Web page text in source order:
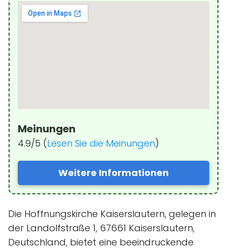
Meinungen
4.9/5 (Lesen Sie die Meinungen)
Weitere Informationen
Die Hoffnungskirche Kaiserslautern, gelegen in
der Landolfstraße 1, 67661 Kaiserslautern,
Deutschland, bietet eine beeindruckende